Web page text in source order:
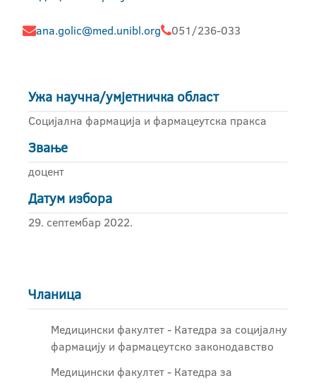
ana.golic@med.unibl.org 051/236-033
Ужа научна/умјетничка област
Социјална фармација и фармацеутска пракса
Звање
доцент
Датум избора
29. септембар 2022.
Чланица
Медицински факултет - Катедра за социјалну
фармацију и фармацеутско законодавство
Медицински факултет - Катедра за